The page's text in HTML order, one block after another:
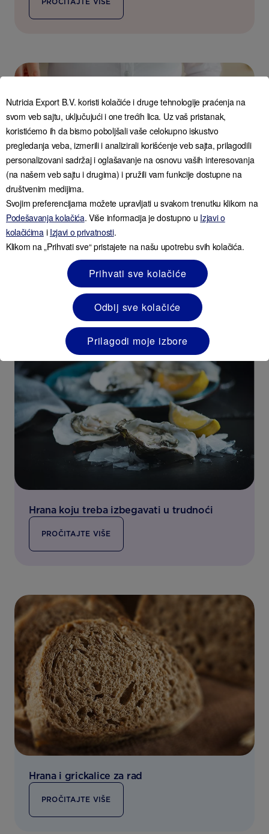
Zdrava dijeta u trudnoći
PROČITAJTE VIŠE
Hrana koju treba izbegavati u trudnoći
PROČITAJTE VIŠE
Hrana i grickalice za rad
PROČITAJTE VIŠE
Nutricia Export B.V. koristi kolačiće i druge tehnologije praćenja na
svom veb sajtu, uključujući i one trećih lica. Uz vaš pristanak,
koristićemo ih da bismo poboljšali vaše celokupno iskustvo
pregledanja veba, izmerili i analizirali korišćenje veb sajta, prilagodili
personalizovani sadržaj i oglašavanje na osnovu vaših interesovanja
(na našem veb sajtu i drugima) i pružili vam funkcije dostupne na
društvenim medijima.
Svojim preferencijama možete upravljati u svakom trenutku klikom na
Podešavanja kolačića. Više informacija je dostupno u Izjavi o
kolačićimai Izjavi o privatnosti.
Klikom na „Prihvati sve“ pristajete na našu upotrebu svih kolačića.
Prihvati sve kolačiće
Odbij sve kolačiće
Prilagodi moje izbore